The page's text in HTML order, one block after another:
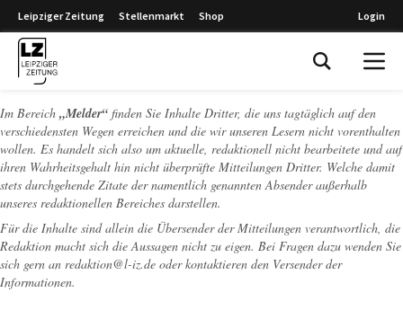
Leipziger Zeitung Stellenmarkt Shop Login
Im Bereich „Melder“ finden Sie Inhalte Dritter, die uns tagtäglich auf den
verschiedensten Wegen erreichen und die wir unseren Lesern nicht vorenthalten
wollen. Es handelt sich also um aktuelle, redaktionell nicht bearbeitete und auf
ihren Wahrheitsgehalt hin nicht überprüfte Mitteilungen Dritter. Welche damit
stets durchgehende Zitate der namentlich genannten Absender außerhalb
unseres redaktionellen Bereiches darstellen.
Für die Inhalte sind allein die Übersender der Mitteilungen verantwortlich, die
Redaktion macht sich die Aussagen nicht zu eigen. Bei Fragen dazu wenden Sie
sich gern an redaktion@l-iz.de oder kontaktieren den Versender der
Informationen.